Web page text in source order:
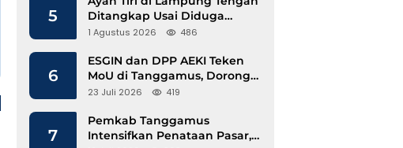
5
Ditangkap Usai Diduga
Hamili Anak di Bawah Umur
1 Agustus 2026 486
6
ESGIN dan DPP AEKI Teken
MoU di Tanggamus, Dorong
Ekonomi Hijau Berbasis Kopi
23 Juli 2026 419
7
Pemkab Tanggamus
Intensifkan Penataan Pasar,